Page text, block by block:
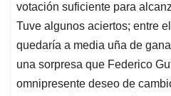
votación suficiente para
Tuve algunos aciertos; entre
quedaría a media uña de
una sorpresa que Federico
omnipresente deseo de